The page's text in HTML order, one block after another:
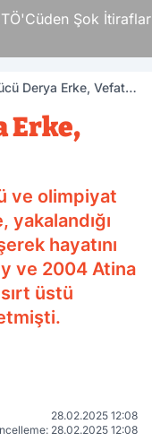
Şok İtiraflar
Derya Erke, Vefat
Erke,
ve olimpiyat
yakalandığı
hayatını
ve 2004 Atina
üstü
28.02.2025 12:08
28.02.2025 12:08